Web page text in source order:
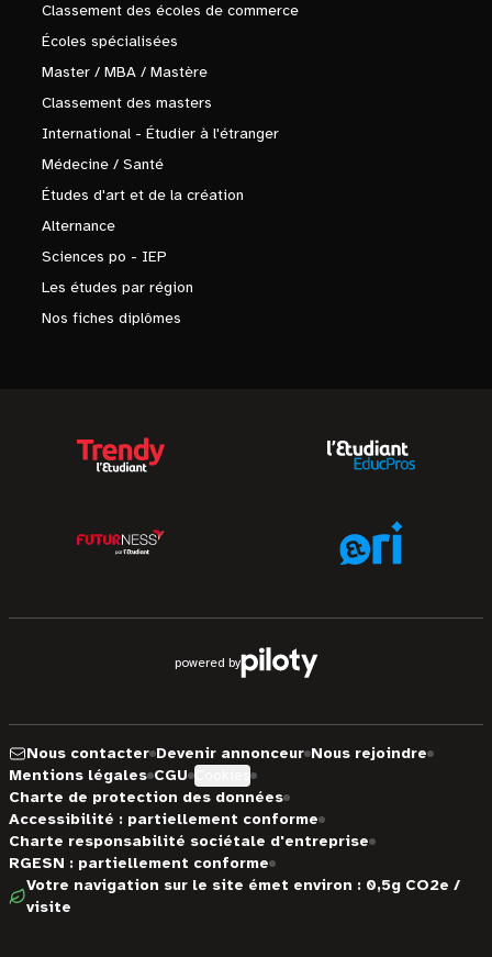
Classement des écoles de commerce
Écoles spécialisées
Master / MBA / Mastère
Classement des masters
International - Étudier à l'étranger
Médecine / Santé
Études d'art et de la création
Alternance
Sciences po - IEP
Les études par région
Nos fiches diplômes
powered by
Nous contacter Devenir annonceur Nous rejoindre
Mentions légales CGU
Charte de protection des données
Accessibilité : partiellement conforme
Charte responsabilité sociétale d'entreprise
RGESN : partiellement conforme
Votre navigation sur le site émet environ : 0,5g CO2e /
visite